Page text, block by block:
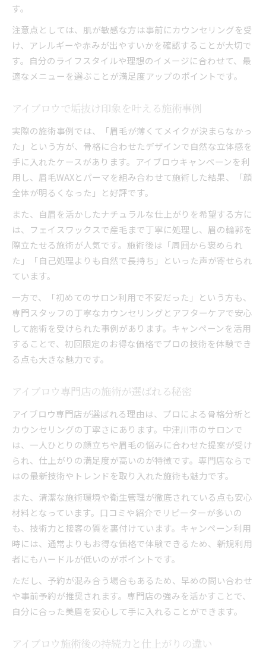
す。
注意点としては、肌が敏感な方は事前にカウンセリングを受
け、アレルギーや赤みが出やすいかを確認することが大切で
す。自分のライフスタイルや理想のイメージに合わせて、最
適なメニューを選ぶことが満足度アップのポイントです。
アイブロウで垢抜け印象を叶える施術事例
実際の施術事例では、「眉毛が薄くてメイクが決まらなかっ
た」という方が、骨格に合わせたデザインで自然な立体感を
手に入れたケースがあります。アイブロウキャンペーンを利
用し、眉毛WAXとパーマを組み合わせて施術した結果、「顔
全体が明るくなった」と好評です。
また、自眉を活かしたナチュラルな仕上がりを希望する方に
は、フェイスワックスで産毛まで丁寧に処理し、眉の輪郭を
際立たせる施術が人気です。施術後は「周囲から褒められ
た」「自己処理よりも自然で長持ち」といった声が寄せられ
ています。
一方で、「初めてのサロン利用で不安だった」という方も、
専門スタッフの丁寧なカウンセリングとアフターケアで安心
して施術を受けられた事例があります。キャンペーンを活用
することで、初回限定のお得な価格でプロの技術を体験でき
る点も大きな魅力です。
アイブロウ専門店の施術が選ばれる秘密
アイブロウ専門店が選ばれる理由は、プロによる骨格分析と
カウンセリングの丁寧さにあります。中津川市のサロンで
は、一人ひとりの顔立ちや眉毛の悩みに合わせた提案が受け
られ、仕上がりの満足度が高いのが特徴です。専門店ならで
はの最新技術やトレンドを取り入れた施術も魅力です。
また、清潔な施術環境や衛生管理が徹底されている点も安心
材料となっています。口コミや紹介でリピーターが多いの
も、技術力と接客の質を裏付けています。キャンペーン利用
時には、通常よりもお得な価格で体験できるため、新規利用
者にもハードルが低いのがポイントです。
ただし、予約が混み合う場合もあるため、早めの問い合わせ
や事前予約が推奨されます。専門店の強みを活かすことで、
自分に合った美眉を安心して手に入れることができます。
アイブロウ施術後の持続力と仕上がりの違い